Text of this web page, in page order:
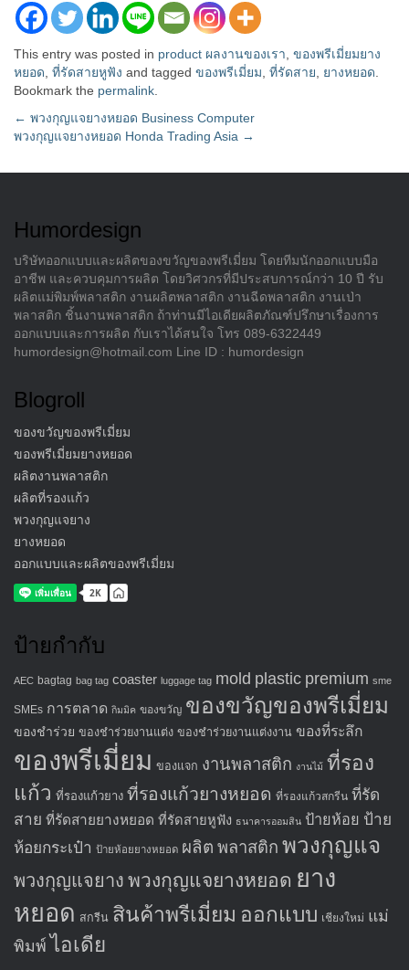
This entry was posted in product ผลงานของเรา ของพรีเมี่ยมยาง
หยอด ที่รัดสายหูฟัง and tagged ของพรีเมี่ยม ที่รัดสาย ยางหยอด
Bookmark the permalink
Post
← พวงกุญแจยางหยอด Business Computer
พวงกุญแจยางหยอด Honda Trading Asia →
Humordesign
บริษัทออกแบบและผลิตของขวัญของพรีเมี่ยม โดยทีมนักออกแบบมือ
อาชีพ และควบคุมการผลิต โดยวิศวกรที่มีประสบการณ์กว่า 10 ปี รับ
ผลิตแม่พิมพ์พลาสติก งานผลิตพลาสติก งานฉีดพลาสติก งานเป่า
พลาสติก ชิ้นงานพลาสติก ถ้าท่านมีไอเดียผลิตภัณฑ์ปรึกษาเรื่องการ
ออกแบบและการผลิต กับเราได้สนใจ โทร 089-6322449
humordesign@hotmail.com Line ID : humordesign
Blogroll
ของขวัญของพรีเมี่ยม
ของพรีเมี่ยมยางหยอด
ผลิตงานพลาสติก
ผลิตที่รองแก้ว
พวงกุญแจยาง
ยางหยอด
ออกแบบและผลิตของพรีเมี่ยม
ป้ายกำกับ
AEC bagtag bag tag coaster luggage tag mold plastic premium sme
SMEs การตลาด กิมมิค ของขวัญ ของขวัญของพรีเมี่ยม
ของชำร่วย ของชำร่วยงานแต่ง ของชำร่วยงานแต่งงาน ของที่ระลึก
ของพรีเมี่ยม ของแจก งานพลาสติก งานไม้ ที่รอง
แก้ว ที่รองแก้วยาง ที่รองแก้วยางหยอด ที่รองแก้วสกรีน ที่รัด
สาย ที่รัดสายยางหยอด ที่รัดสายหูฟัง ธนาคารออมสิน ป้ายห้อย ป้าย
ห้อยกระเป๋า ป้ายห้อยยางหยอด ผลิต พลาสติก พวงกุญแจ
พวงกุญแจยาง พวงกุญแจยางหยอด ยาง
หยอด สกรีน สินค้าพรีเมี่ยม ออกแบบ เชียงใหม่ แม่
พิมพ์ ไอเดีย